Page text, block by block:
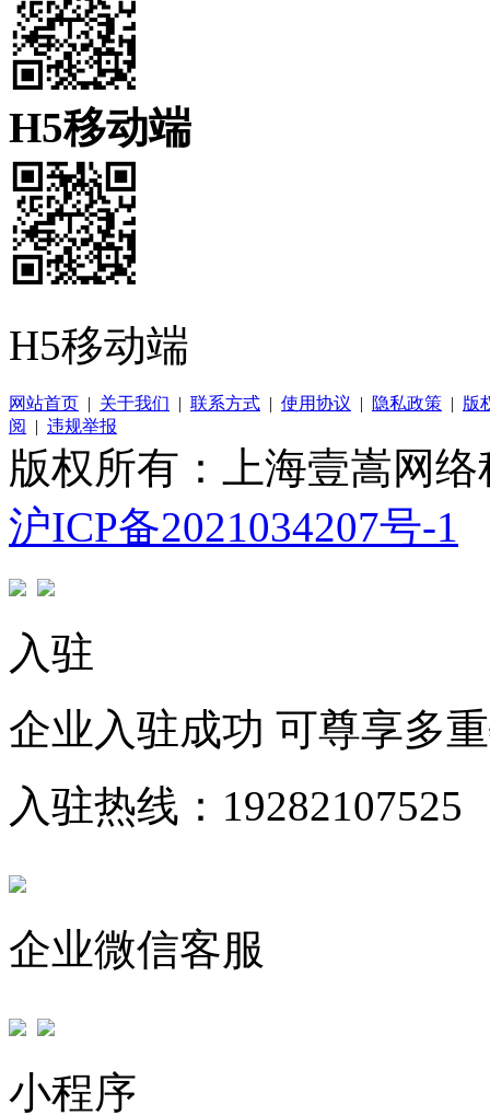
H5移动端
H5移动端
网站首页 | 关于我们 | 联系方式 | 使用协议 | 隐私政策 | 版
阅
| 违规举报
版权所有：上海壹嵩网
沪ICP备2021034207号-1
入驻
企业入驻成功 可尊享多
入驻热线：19282107525
企业微信客服
小程序